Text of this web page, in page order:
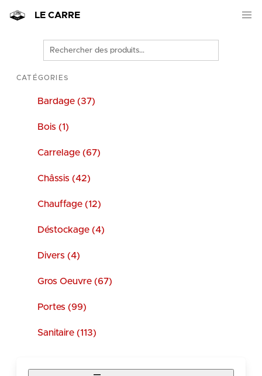
LE CARRE
Rechercher
des
produits
CATÉGORIES
Bardage (37)
Bois (1)
Carrelage (67)
Châssis (42)
Chauffage (12)
Déstockage (4)
Divers (4)
Gros Oeuvre (67)
Portes (99)
Sanitaire (113)